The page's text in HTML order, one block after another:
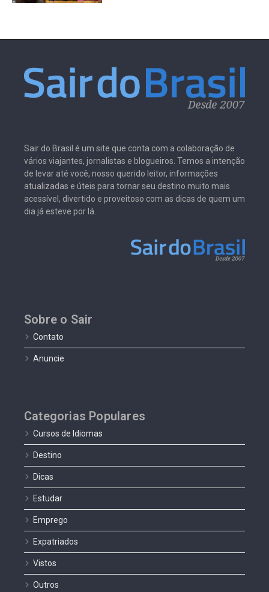
Sair do Brasil é um site que conta com a colaboração de
vários viajantes, jornalistas e blogueiros. Temos a intenção
de levar até você, nosso querido leitor, informações
atualizadas e úteis para tornar seu destino muito mais
acessível, divertido e proveitoso com as dicas de quem um
dia já esteve por lá.
Sobre o Sair
Contato
Anuncie
Categorias Populares
Cursos de Idiomas
Destino
Dicas
Estudar
Emprego
Expatriados
Vistos
Outros